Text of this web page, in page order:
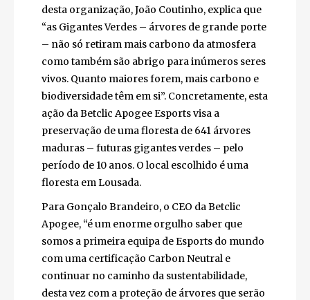
desta organização, João Coutinho, explica que
“as Gigantes Verdes – árvores de grande porte
– não só retiram mais carbono da atmosfera
como também são abrigo para inúmeros seres
vivos. Quanto maiores forem, mais carbono e
biodiversidade têm em si”. Concretamente, esta
ação da Betclic Apogee Esports visa a
preservação de uma floresta de 641 árvores
maduras – futuras gigantes verdes – pelo
período de 10 anos. O local escolhido é uma
floresta em Lousada.
Para Gonçalo Brandeiro, o CEO da Betclic
Apogee, “é um enorme orgulho saber que
somos a primeira equipa de Esports do mundo
com uma certificação Carbon Neutral e
continuar no caminho da sustentabilidade,
desta vez com a proteção de árvores que serão